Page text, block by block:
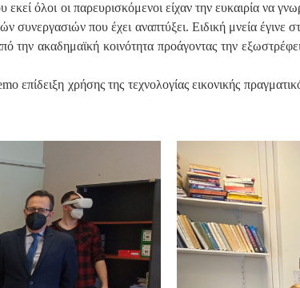
όλοι οι παρευρισκόμενοι είχαν την ευκαιρία να
συνεργασιών που έχει αναπτύξει. Ειδική μνεία έγινε
την ακαδημαϊκή κοινότητα προάγοντας την
επίδειξη χρήσης της τεχνολογίας εικονικής